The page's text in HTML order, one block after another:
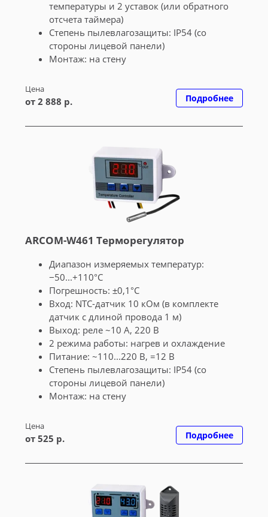
температуры и 2 уставок (или обратного
отсчета таймера)
Cтепень пылевлагозащиты: IP54 (со
стороны лицевой панели)
Монтаж: на стену
Цена
от 2 888 р. Подробнее
ARCOM-W461 Терморегулятор
Диапазон измеряемых температур:
−50...+110°С
Погрешность: ±0,1°С
Вход: NTC-датчик 10 кОм (в комплекте
датчик с длиной провода 1 м)
Выход: реле ~10 А, 220 В
2 режима работы: нагрев и охлаждение
Питание: ~110...220 В, =12 В
Cтепень пылевлагозащиты: IP54 (со
стороны лицевой панели)
Монтаж: на стену
Цена
от 525 р. Подробнее